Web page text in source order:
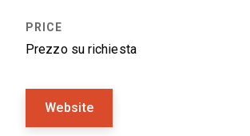
Prezzo su richiesta
Website